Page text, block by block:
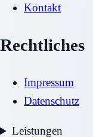
Kontakt
Rechtliches
Impressum
Datenschutz
Leistungen